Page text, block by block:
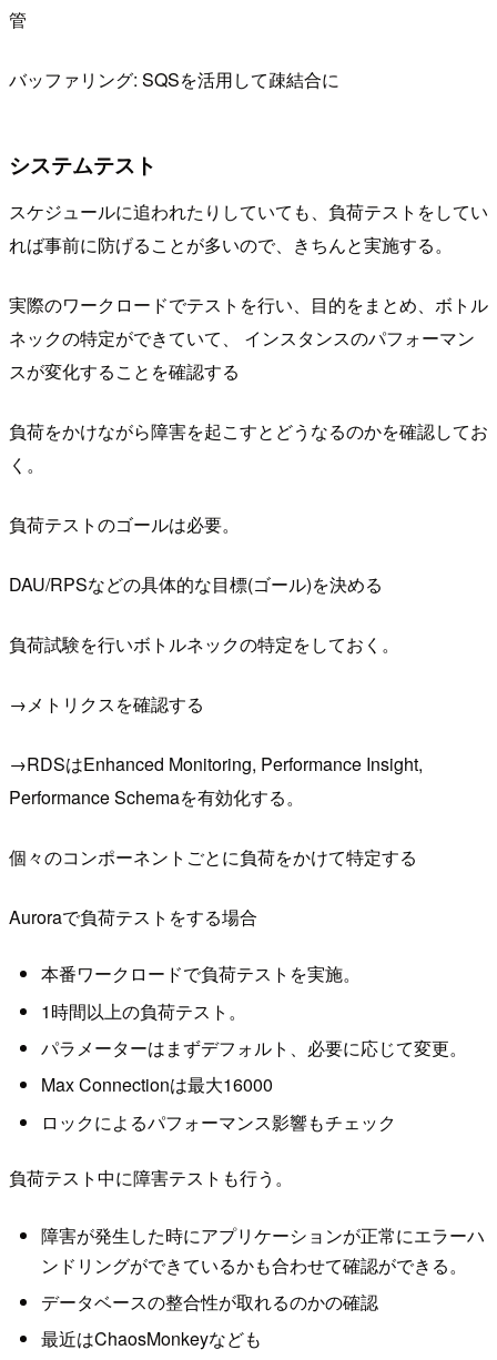
管
バッファリング: SQSを活用して疎結合に
システムテスト
スケジュールに追われたりしていても、負荷テストをしてい
れば事前に防げることが多いので、きちんと実施する。
実際のワークロードでテストを行い、目的をまとめ、ボトル
ネックの特定ができていて、 インスタンスのパフォーマン
スが変化することを確認する
負荷をかけながら障害を起こすとどうなるのかを確認してお
く。
負荷テストのゴールは必要。
DAU/RPSなどの具体的な目標(ゴール)を決める
負荷試験を行いボトルネックの特定をしておく。
→メトリクスを確認する
→RDSはEnhanced Monitoring, Performance Insight,
Performance Schemaを有効化する。
個々のコンポーネントごとに負荷をかけて特定する
Auroraで負荷テストをする場合
本番ワークロードで負荷テストを実施。
1時間以上の負荷テスト。
パラメーターはまずデフォルト、必要に応じて変更。
Max Connectionは最大16000
ロックによるパフォーマンス影響もチェック
負荷テスト中に障害テストも行う。
障害が発生した時にアプリケーションが正常にエラーハ
ンドリングができているかも合わせて確認ができる。
データベースの整合性が取れるのかの確認
最近はChaosMonkeyなども